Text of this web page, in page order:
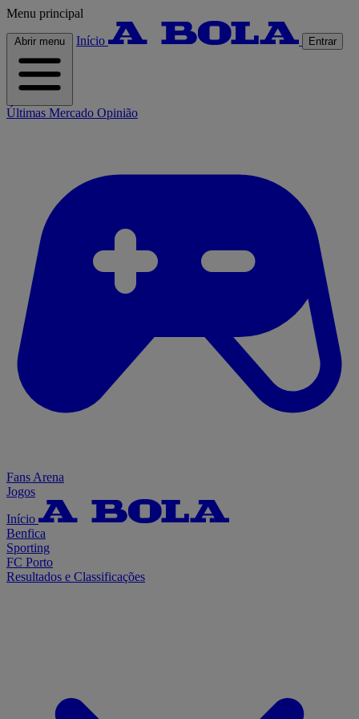
Menu principal
Abrir menu Início Entrar
Últimas Mercado Opinião
Fans Arena
Jogos
Início
Benfica
Sporting
FC Porto
Resultados e Classificações